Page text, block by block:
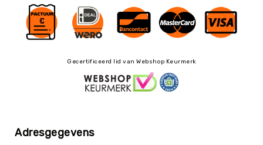
Vechtsport
Zelfverdediging
Voetbal
Volleybal
Waterpolo
Meditatie
Gecertificeerd lid van Webshop Keurmerk
Adresgegevens